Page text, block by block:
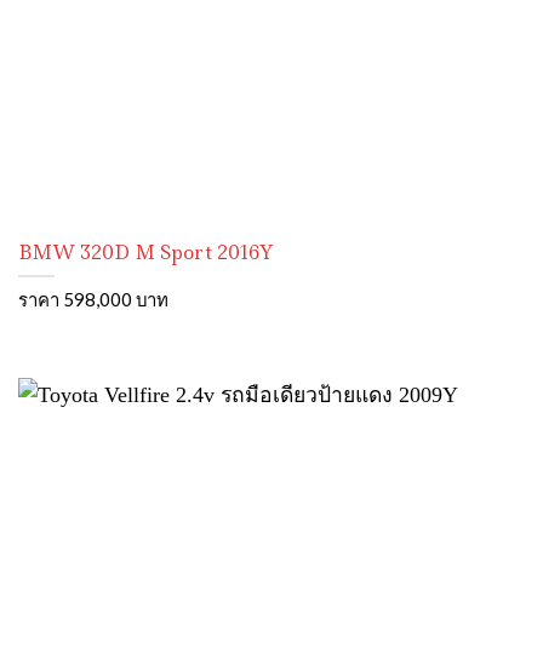
BMW 320D M Sport 2016Y
ราคา 598,000 บาท